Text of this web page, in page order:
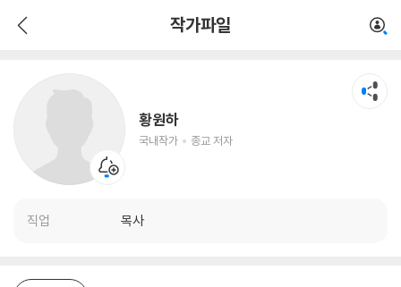
작가파일
황원하
국내작가 종교 저자
직업 목사